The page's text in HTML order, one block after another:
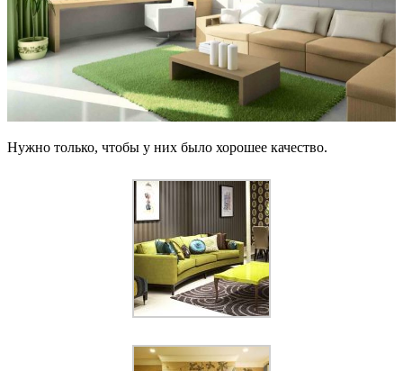
Нужно только, чтобы у них было хорошее качество.